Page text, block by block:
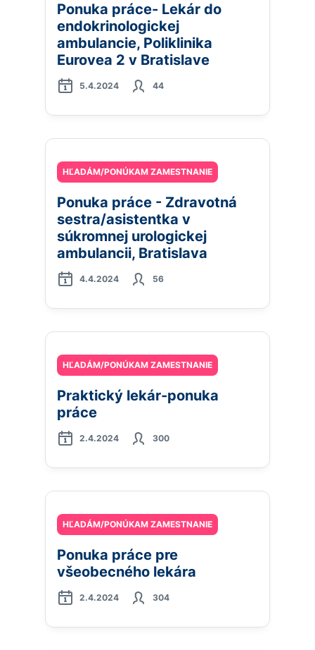
Ponuka práce- Lekár do
endokrinologickej
ambulancie, Poliklinika
Eurovea 2 v Bratislave
5.4.2024 44
HĽADÁM/PONÚKAM ZAMESTNANIE
Ponuka práce - Zdravotná
sestra/asistentka v
súkromnej urologickej
ambulancii, Bratislava
4.4.2024 56
HĽADÁM/PONÚKAM ZAMESTNANIE
Praktický lekár-ponuka
práce
2.4.2024 300
HĽADÁM/PONÚKAM ZAMESTNANIE
Ponuka práce pre
všeobecného lekára
2.4.2024 304